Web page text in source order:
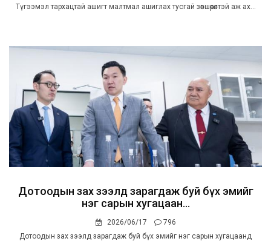
Түгээмэл тархацтай ашигт малтмал ашиглах тусгай зөвшөөрөлтэй аж ах...
Дотоодын зах зээлд зарагдаж буй бүх эмийг
нэг сарын хугацаан...
2026/06/17
796
Дотоодын зах зээлд зарагдаж буй бүх эмийг нэг сарын хугацаанд